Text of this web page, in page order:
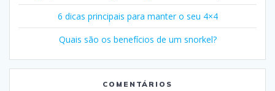
6 dicas principais para manter o seu 4×4
Quais são os benefícios de um snorkel?
COMENTÁRIOS